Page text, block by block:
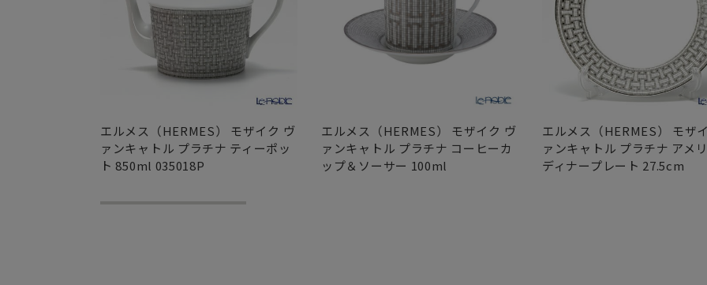
エルメス（HERMES） モザイク ヴ
ァンキャトル プラチナ ティーポッ
ト 850ml 035018P
エルメス（HERMES） モザイク ヴ
ァンキャトル プラチナ コーヒーカ
ップ＆ソーサー 100ml
エルメス（HERMES） モザ
ァンキャトル プラチナ アメ
ディナープレート 27.5cm